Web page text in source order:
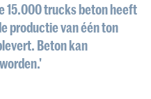
15.000 trucks beton heeft
productie van één ton
Beton kan